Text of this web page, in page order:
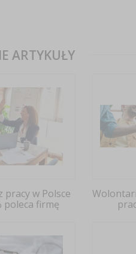
ARTYKUŁY
pracy w Polsce
poleca firmę